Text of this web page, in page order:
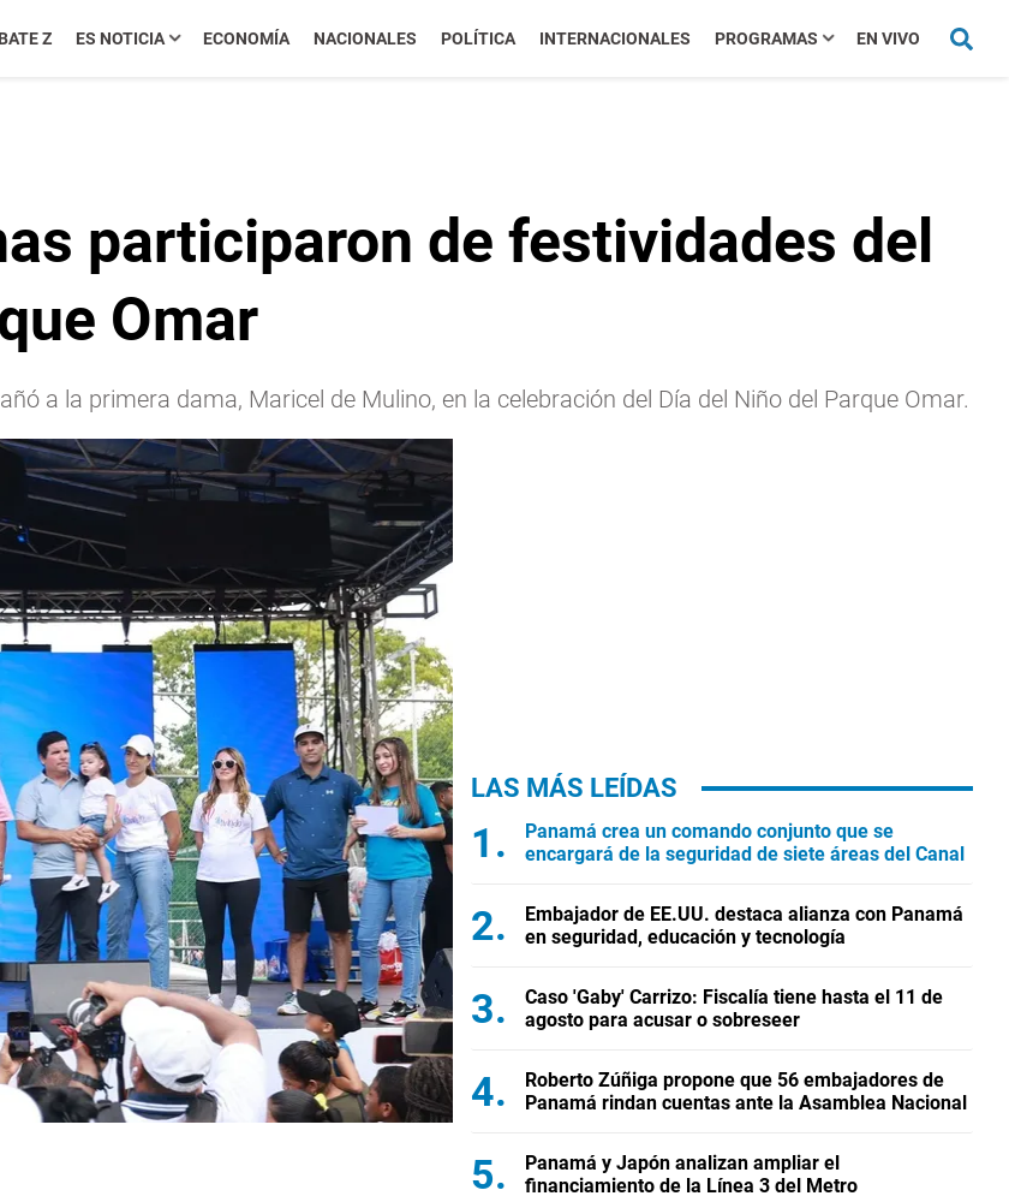
Z ES NOTICIA ECONOMÍA NACIONALES POLÍTICA INTERNACIONALES PROGRAMAS EN VIVO
participaron de festividades del
Omar
a la primera dama, Maricel de Mulino, en la celebración del Día del Niño del Parque Omar.
LAS MÁS LEÍDAS
Panamá crea un comando conjunto que se
encargará de la seguridad de siete áreas del Canal
Embajador de EE.UU. destaca alianza con Panamá
en seguridad, educación y tecnología
Caso 'Gaby' Carrizo: Fiscalía tiene hasta el 11 de
agosto para acusar o sobreseer
Roberto Zúñiga propone que 56 embajadores de
Panamá rindan cuentas ante la Asamblea Nacional
Panamá y Japón analizan ampliar el
financiamiento de la Línea 3 del Metro